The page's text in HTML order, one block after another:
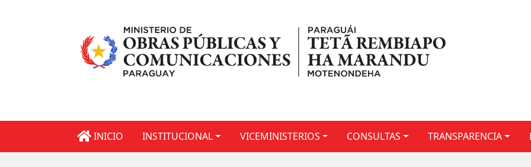
INICIO INSTITUCIONAL VICEMINISTERIOS CONSULTAS TRANSPARENCIA